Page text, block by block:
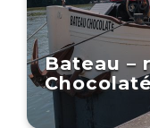
Bateau –
Chocolaté